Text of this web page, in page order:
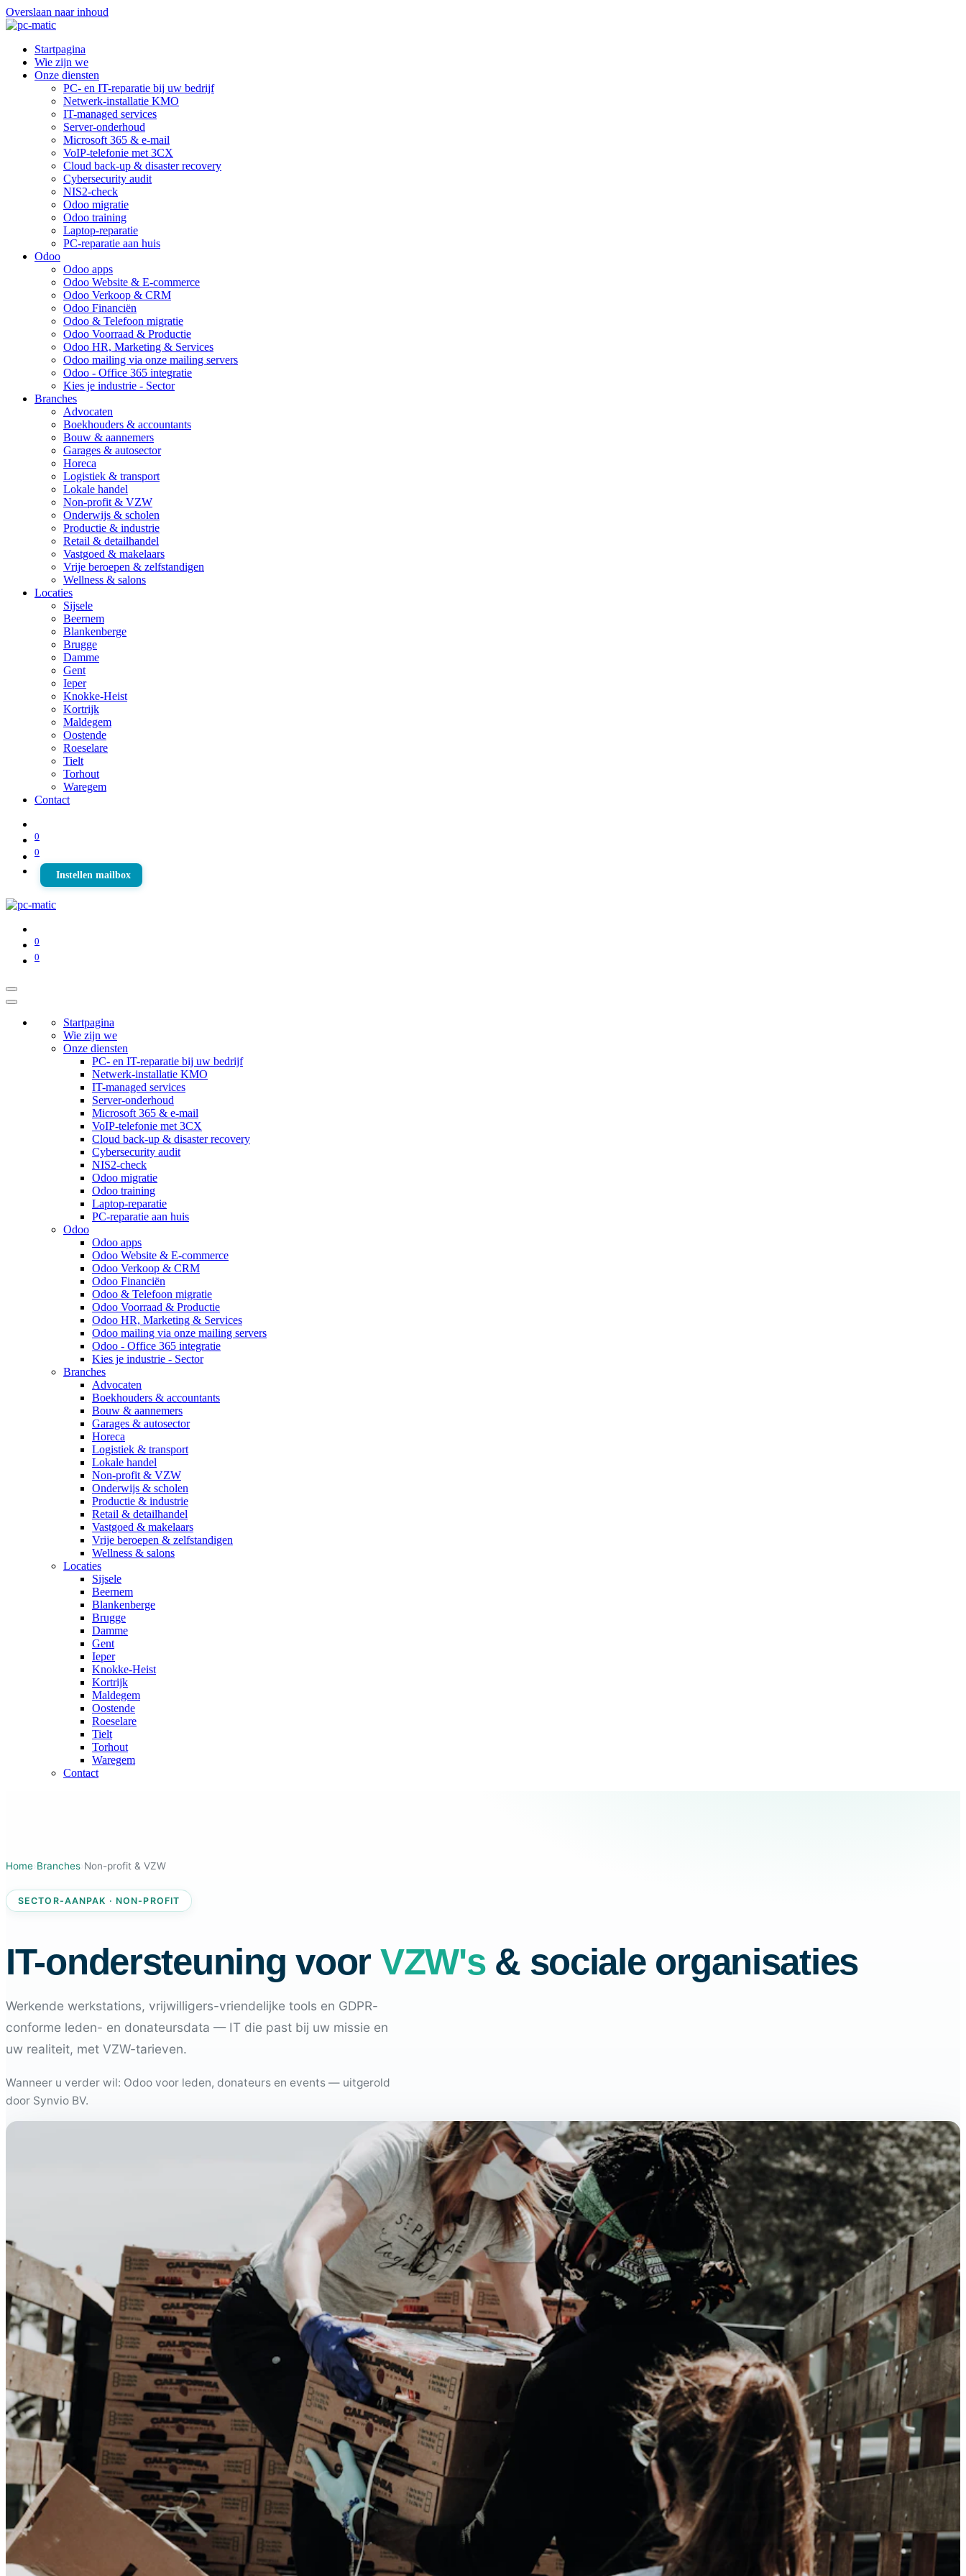
Overslaan naar inhoud
Startpagina
Wie zijn we
Onze diensten
PC- en IT-reparatie bij uw bedrijf
Netwerk-installatie KMO
IT-managed services
Server-onderhoud
Microsoft 365 & e-mail
VoIP-telefonie met 3CX
Cloud back-up & disaster recovery
Cybersecurity audit
NIS2-check
Odoo migratie
Odoo training
Laptop-reparatie
PC-reparatie aan huis
Odoo
Odoo apps
Odoo Website & E-commerce
Odoo Verkoop & CRM
Odoo Financiën
Odoo & Telefoon migratie
Odoo Voorraad & Productie
Odoo HR, Marketing & Services
Odoo mailing via onze mailing servers
Odoo - Office 365 integratie
Kies je industrie - Sector
Branches
Advocaten
Boekhouders & accountants
Bouw & aannemers
Garages & autosector
Horeca
Logistiek & transport
Lokale handel
Non-profit & VZW
Onderwijs & scholen
Productie & industrie
Retail & detailhandel
Vastgoed & makelaars
Vrije beroepen & zelfstandigen
Wellness & salons
Locaties
Sijsele
Beernem
Blankenberge
Brugge
Damme
Gent
Ieper
Knokke-Heist
Kortrijk
Maldegem
Oostende
Roeselare
Tielt
Torhout
Waregem
Contact
0
0
Instellen mailbox
0
0
Startpagina
Wie zijn we
Onze diensten
PC- en IT-reparatie bij uw bedrijf
Netwerk-installatie KMO
IT-managed services
Server-onderhoud
Microsoft 365 & e-mail
VoIP-telefonie met 3CX
Cloud back-up & disaster recovery
Cybersecurity audit
NIS2-check
Odoo migratie
Odoo training
Laptop-reparatie
PC-reparatie aan huis
Odoo
Odoo apps
Odoo Website & E-commerce
Odoo Verkoop & CRM
Odoo Financiën
Odoo & Telefoon migratie
Odoo Voorraad & Productie
Odoo HR, Marketing & Services
Odoo mailing via onze mailing servers
Odoo - Office 365 integratie
Kies je industrie - Sector
Branches
Advocaten
Boekhouders & accountants
Bouw & aannemers
Garages & autosector
Horeca
Logistiek & transport
Lokale handel
Non-profit & VZW
Onderwijs & scholen
Productie & industrie
Retail & detailhandel
Vastgoed & makelaars
Vrije beroepen & zelfstandigen
Wellness & salons
Locaties
Sijsele
Beernem
Blankenberge
Brugge
Damme
Gent
Ieper
Knokke-Heist
Kortrijk
Maldegem
Oostende
Roeselare
Tielt
Torhout
Waregem
Contact
Home Branches Non-profit & VZW
SECTOR-AANPAK · NON-PROFIT
IT-ondersteuning voor VZW's& sociale organisaties
Werkende werkstations, vrijwilligers-vriendelijke tools en GDPR-
conforme leden- en donateursdata — IT die past bij uw missie en
uw realiteit, met VZW-tarieven.
Wanneer u verder wil: Odoo voor leden, donateurs en events — uitgerold
door Synvio BV.